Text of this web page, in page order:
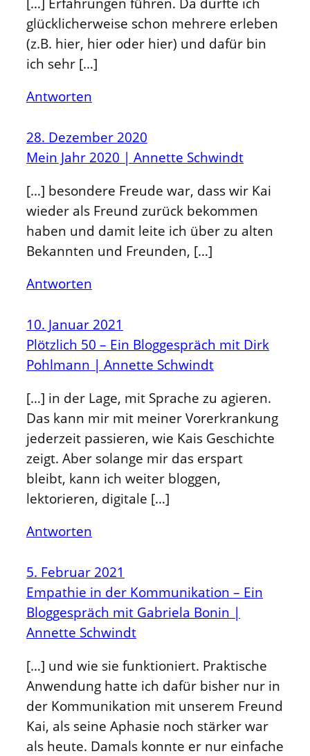
glücklicherweise schon mehrere erleben
(z.B. hier, hier oder hier) und dafür bin
ich sehr […]
Antworten
28. Dezember 2020
Mein Jahr 2020 | Annette Schwindt
[…] besondere Freude war, dass wir Kai
wieder als Freund zurück bekommen
haben und damit leite ich über zu alten
Bekannten und Freunden, […]
Antworten
10. Januar 2021
Plötzlich 50 – Ein Bloggespräch mit Dirk
Pohlmann | Annette Schwindt
[…] in der Lage, mit Sprache zu agieren.
Das kann mir mit meiner Vorerkrankung
jederzeit passieren, wie Kais Geschichte
zeigt. Aber solange mir das erspart
bleibt, kann ich weiter bloggen,
lektorieren, digitale […]
Antworten
5. Februar 2021
Empathie in der Kommunikation – Ein
Bloggespräch mit Gabriela Bonin |
Annette Schwindt
[…] und wie sie funktioniert. Praktische
Anwendung hatte ich dafür bisher nur in
der Kommunikation mit unserem Freund
Kai, als seine Aphasie noch stärker war
als heute. Damals konnte er nur einfache